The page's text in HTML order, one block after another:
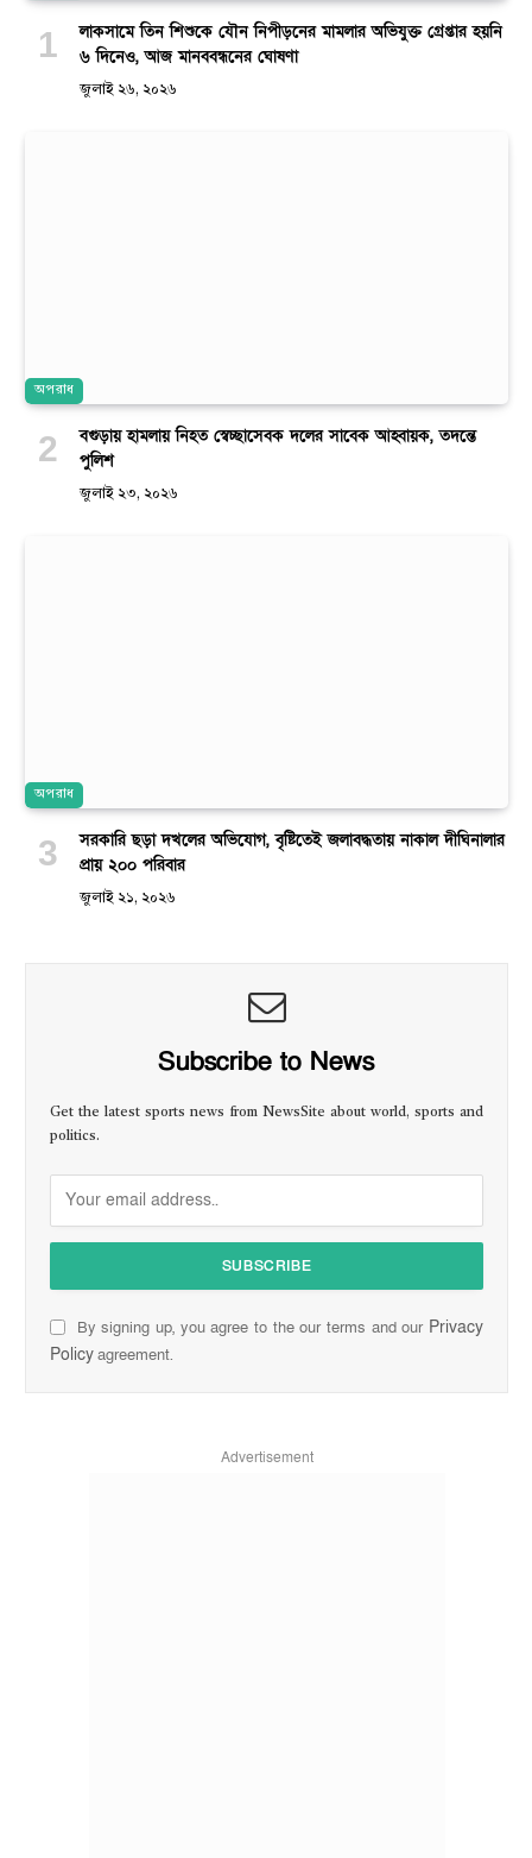
লাকসামে তিন শিশুকে যৌন নিপীড়নের মামলার অভিযুক্ত গ্রেপ্তার হয়নি
৬ দিনেও, আজ মানববন্ধনের ঘোষণা
জুলাই ২৬, ২০২৬
অপরাধ
বগুড়ায় হামলায় নিহত স্বেচ্ছাসেবক দলের সাবেক আহ্বায়ক, তদন্তে
পুলিশ
জুলাই ২৩, ২০২৬
অপরাধ
সরকারি ছড়া দখলের অভিযোগ, বৃষ্টিতেই জলাবদ্ধতায় নাকাল দীঘিনালার
প্রায় ২০০ পরিবার
জুলাই ২১, ২০২৬
Subscribe to News
Get the latest sports news from NewsSite about world, sports and
politics.
By signing up, you agree to the our terms and our Privacy
Policyagreement.
Advertisement